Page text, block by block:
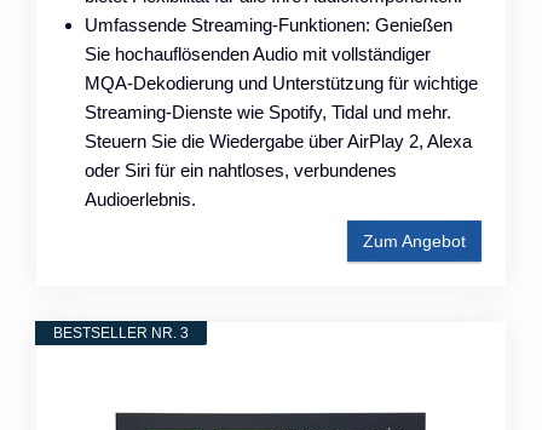
Umfassende Streaming-Funktionen: Genießen
Sie hochauflösenden Audio mit vollständiger
MQA-Dekodierung und Unterstützung für wichtige
Streaming-Dienste wie Spotify, Tidal und mehr.
Steuern Sie die Wiedergabe über AirPlay 2, Alexa
oder Siri für ein nahtloses, verbundenes
Audioerlebnis.
Zum Angebot
BESTSELLER NR. 3